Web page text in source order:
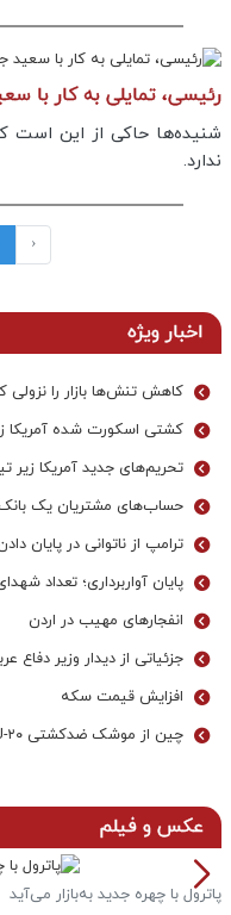
رئیسی، تمایلی به کار با
شنیده‌ها حاکی از این است
ندارد.
‹
اخبار ویژه
کاهش تنش‌ها بازار را نزولی
کشتی اسکورت شده آمریکا
تحریم‌های جدید آمریکا زیر
حساب‌های مشتریان یک
ترامپ از ناتوانی در پایان
پایان آواربرداری؛ تعداد
انفجارهای مهیب در اردن
جزئیاتی از دیدار وزیر دفاع
افزایش قیمت سکه
چین از موشک ضدکشتی YJ-۲۰ رونمایی کرد
عکس و فیلم
پاترول با چهره جدید به‌بازار می‌آید